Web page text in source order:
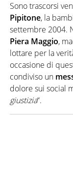
sportivo
Sono trascorsi
Pipitone, la
settembre 2004.
Piera Maggio,
lottare per la
occasione di
condiviso un
dolore sui social
giustizia“.